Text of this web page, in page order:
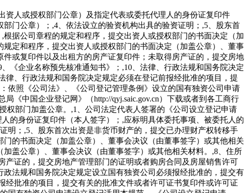
人或授权部门公章）及指定代表或委托代理人的身份证复印件
门公章）；,4、依法设立的验资机构出具的验资证明；,5、股东首
据公司章程的规定和程序，提交出资人或授权部门的书面决定（加
定和程序，提交出资人或授权部门的书面决定（加盖公章）、董事
或复印件以及出租方的房产证复印件；未取得房产证的，提交房地
《企业名称预先核准通知书》；,10、法律、行政法规和国务院决定
、行政法规和国务院决定规定必须在登记前报经批准的项目，提
依照《公司法》、《公司登记管理条例》设立的国有独资公司申请
《中国企业登记网》（http://qyj.saic.gov.cn）下载或者到各工商行
权部门加盖公章。,1、公司法定代表人签署的《公司设立登记申请
的身份证复印件（本人签字）；,应标明具体委托事项、被委托人的
；,5、股东首次出资是非货币财产的，提交已办理财产权转移手
的书面决定（加盖公章）、董事会决议（由董事签字）或其他相关
盖公章）、董事会决议（由董事签字）或其他相关材料。,8、住所
证的，提交房地产管理部门的证明或者购房合同及房屋销售许可
法规和国务院决定规定设立国有独资公司必须报经批准的，提交有
批准的项目，提交有关的批准文件或者许可证书复印件或许可证